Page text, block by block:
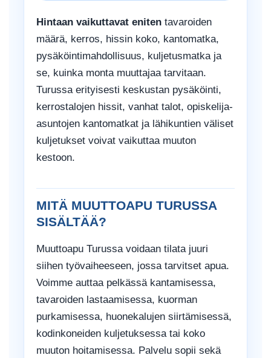
Hintaan vaikuttavat eniten tavaroiden
määrä, kerros, hissin koko, kantomatka,
pysäköintimahdollisuus, kuljetusmatka ja
se, kuinka monta muuttajaa tarvitaan.
Turussa erityisesti keskustan pysäköinti,
kerrostalojen hissit, vanhat talot, opiskelija-
asuntojen kantomatkat ja lähikuntien väliset
kuljetukset voivat vaikuttaa muuton
kestoon.
MITÄ MUUTTOAPU TURUSSA
SISÄLTÄÄ?
Muuttoapu Turussa voidaan tilata juuri
siihen työvaiheeseen, jossa tarvitset apua.
Voimme auttaa pelkässä kantamisessa,
tavaroiden lastaamisessa, kuorman
purkamisessa, huonekalujen siirtämisessä,
kodinkoneiden kuljetuksessa tai koko
muuton hoitamisessa. Palvelu sopii sekä